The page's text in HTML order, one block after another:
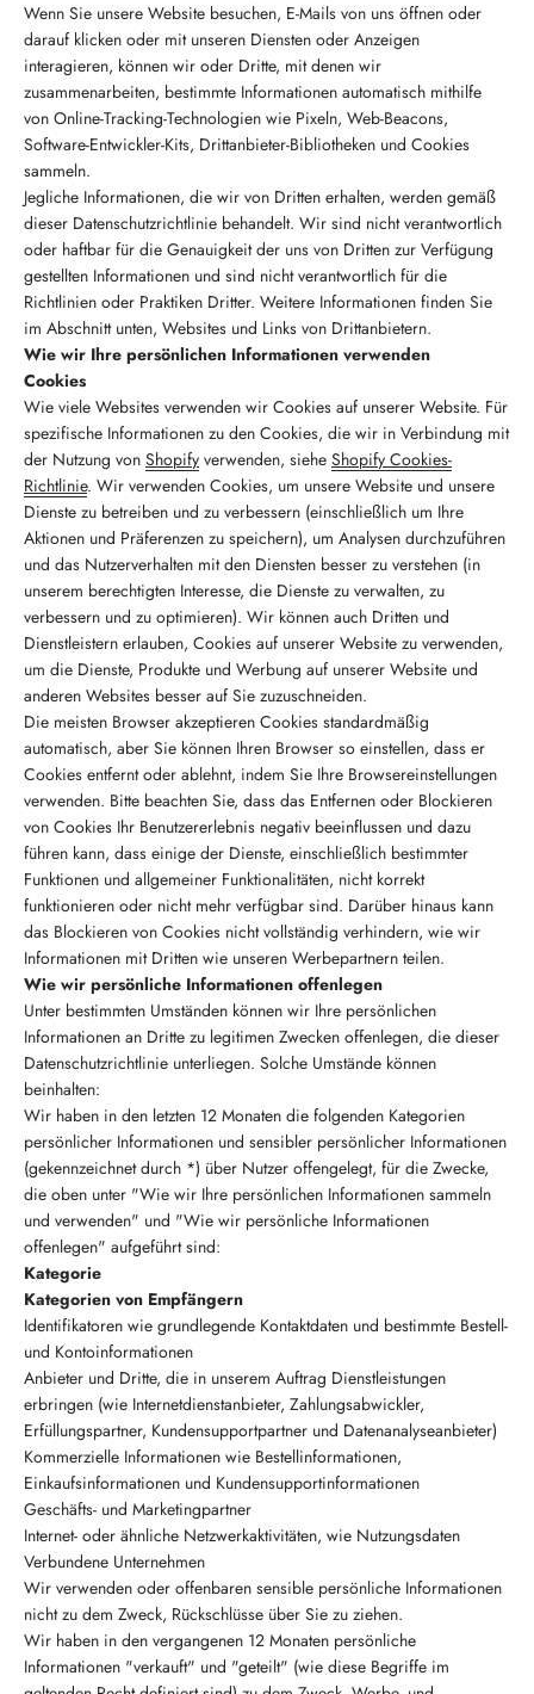
Wenn Sie unsere Website besuchen, E-Mails von uns öffnen oder
darauf klicken oder mit unseren Diensten oder Anzeigen
interagieren, können wir oder Dritte, mit denen wir
zusammenarbeiten, bestimmte Informationen automatisch mithilfe
von Online-Tracking-Technologien wie Pixeln, Web-Beacons,
Software-Entwickler-Kits, Drittanbieter-Bibliotheken und Cookies
sammeln.
Jegliche Informationen, die wir von Dritten erhalten, werden gemäß
dieser Datenschutzrichtlinie behandelt. Wir sind nicht verantwortlich
oder haftbar für die Genauigkeit der uns von Dritten zur Verfügung
gestellten Informationen und sind nicht verantwortlich für die
Richtlinien oder Praktiken Dritter. Weitere Informationen finden Sie
im Abschnitt unten, Websites und Links von Drittanbietern.
Wie wir Ihre persönlichen Informationen verwenden
Cookies
Wie viele Websites verwenden wir Cookies auf unserer Website. Für
spezifische Informationen zu den Cookies, die wir in Verbindung mit
der Nutzung von Shopify verwenden, siehe Shopify Cookies-
Richtlinie. Wir verwenden Cookies, um unsere Website und unsere
Dienste zu betreiben und zu verbessern (einschließlich um Ihre
Aktionen und Präferenzen zu speichern), um Analysen durchzuführen
und das Nutzerverhalten mit den Diensten besser zu verstehen (in
unserem berechtigten Interesse, die Dienste zu verwalten, zu
verbessern und zu optimieren). Wir können auch Dritten und
Dienstleistern erlauben, Cookies auf unserer Website zu verwenden,
um die Dienste, Produkte und Werbung auf unserer Website und
anderen Websites besser auf Sie zuzuschneiden.
Die meisten Browser akzeptieren Cookies standardmäßig
automatisch, aber Sie können Ihren Browser so einstellen, dass er
Cookies entfernt oder ablehnt, indem Sie Ihre Browsereinstellungen
verwenden. Bitte beachten Sie, dass das Entfernen oder Blockieren
von Cookies Ihr Benutzererlebnis negativ beeinflussen und dazu
führen kann, dass einige der Dienste, einschließlich bestimmter
Funktionen und allgemeiner Funktionalitäten, nicht korrekt
funktionieren oder nicht mehr verfügbar sind. Darüber hinaus kann
das Blockieren von Cookies nicht vollständig verhindern, wie wir
Informationen mit Dritten wie unseren Werbepartnern teilen.
Wie wir persönliche Informationen offenlegen
Unter bestimmten Umständen können wir Ihre persönlichen
Informationen an Dritte zu legitimen Zwecken offenlegen, die dieser
Datenschutzrichtlinie unterliegen. Solche Umstände können
beinhalten:
Wir haben in den letzten 12 Monaten die folgenden Kategorien
persönlicher Informationen und sensibler persönlicher Informationen
(gekennzeichnet durch *) über Nutzer offengelegt, für die Zwecke,
die oben unter "Wie wir Ihre persönlichen Informationen sammeln
und verwenden" und "Wie wir persönliche Informationen
offenlegen" aufgeführt sind:
Kategorie
Kategorien von Empfängern
Identifikatoren wie grundlegende Kontaktdaten und bestimmte Bestell-
und Kontoinformationen
Anbieter und Dritte, die in unserem Auftrag Dienstleistungen
erbringen (wie Internetdienstanbieter, Zahlungsabwickler,
Erfüllungspartner, Kundensupportpartner und Datenanalyseanbieter)
Kommerzielle Informationen wie Bestellinformationen,
Einkaufsinformationen und Kundensupportinformationen
Geschäfts- und Marketingpartner
Internet- oder ähnliche Netzwerkaktivitäten, wie Nutzungsdaten
Verbundene Unternehmen
Wir verwenden oder offenbaren sensible persönliche Informationen
nicht zu dem Zweck, Rückschlüsse über Sie zu ziehen.
Wir haben in den vergangenen 12 Monaten persönliche
Informationen "verkauft" und "geteilt" (wie diese Begriffe im